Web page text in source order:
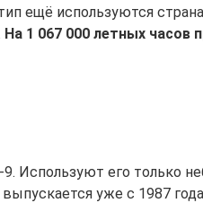
ещё используются
На 1 067 000 летных часов
Используют его только
уже с 1987